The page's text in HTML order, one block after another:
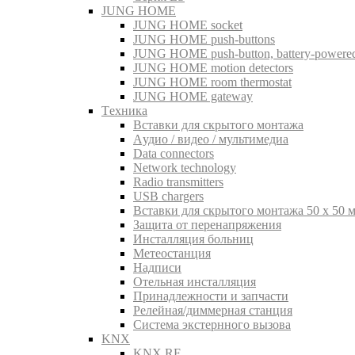
JUNG HOME
JUNG HOME socket
JUNG HOME push-buttons
JUNG HOME push-button, battery-
JUNG HOME motion detectors
JUNG HOME room thermostat
JUNG HOME gateway
Tехника
Вставки для скрытого монтажа
Aудио / видео / мультимедиа
Data connectors
Network technology
Radio transmitters
USB chargers
Вставки для скрытого монтажа 50 x 50
Защита от перенапряжения
Инсталляция больниц
Метеостанция
Надписи
Отельная инсталляция
Принадлежности и запчасти
Релейная/диммерная станция
Система экстернного вызова
KNX